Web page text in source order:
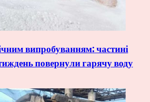
випробуванням: частині
повернули гарячу воду